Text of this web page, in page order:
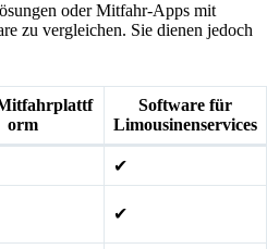
oder Mitfahr-Apps mit
zu vergleichen. Sie dienen jedoch
orm
Software für
Limousinenservices
✔
✔